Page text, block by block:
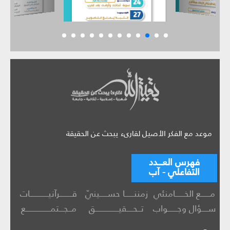
موعد مع الفكر الأصيل لقارىء يبحث عن الحقيقة
فهرس العـــدد
التفاعلي - آب
مــــــع الخــــــامنئي زمننــــــا حســـــينيّ
قــــــــرآنيــــــــــــات
ســــؤال وجــــــواب
تــحــــقيـــــــــــــــق مــجـــتمــــــــــــــــع